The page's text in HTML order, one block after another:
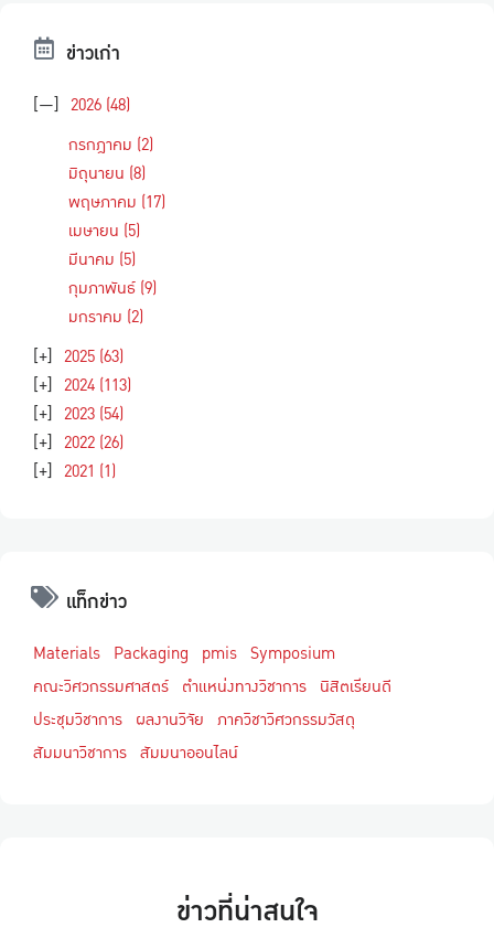
ข่าวเก่า
[—] 2026 (48)
กรกฎาคม (2)
มิถุนายน (8)
พฤษภาคม (17)
เมษายน (5)
มีนาคม (5)
กุมภาพันธ์ (9)
มกราคม (2)
[+] 2025 (63)
[+] 2024 (113)
[+] 2023 (54)
[+] 2022 (26)
[+] 2021 (1)
แท็กข่าว
Materials Packaging pmis Symposium
คณะวิศวกรรมศาสตร์ ตำแหน่งทางวิชาการ นิสิตเรียนดี
ประชุมวิชาการ ผลงานวิจัย ภาควิชาวิศวกรรมวัสดุ
สัมมนาวิชาการ สัมมนาออนไลน์
ข่าวที่น่าสนใจ